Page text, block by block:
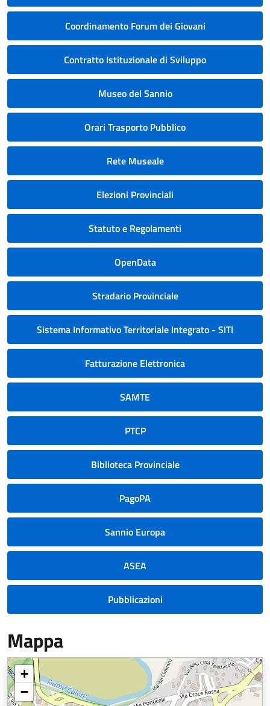
Coordinamento Forum dei Giovani
Contratto Istituzionale di Sviluppo
Museo del Sannio
Orari Trasporto Pubblico
Rete Museale
Elezioni Provinciali
Statuto e Regolamenti
OpenData
Stradario Provinciale
Sistema Informativo Territoriale Integrato - SITI
Fatturazione Elettronica
SAMTE
PTCP
Biblioteca Provinciale
PagoPA
Sannio Europa
ASEA
Pubblicazioni
Mappa
+
−